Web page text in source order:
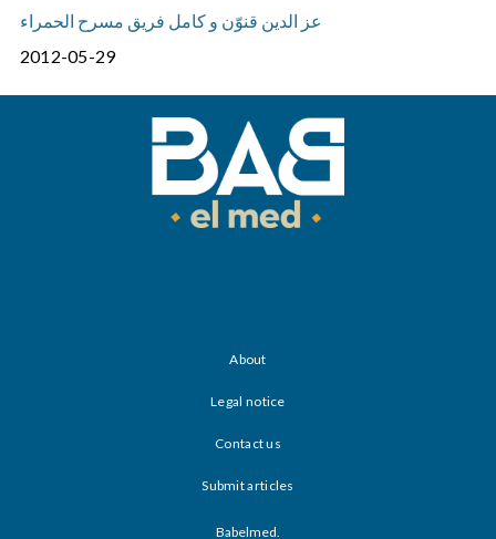
عز الدين قنوّن و كامل فريق مسرح الحمراء
2012-05-29
About
Legal notice
Contact us
Submit articles
Babelmed.